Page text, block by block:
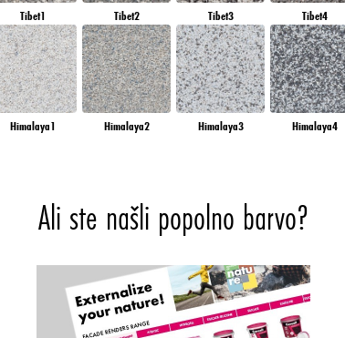
Tibet1 Tibet2 Tibet3 Tibet4
Himalaya1 Himalaya2 Himalaya3 Himalaya4
Ali ste našli popolno barvo?